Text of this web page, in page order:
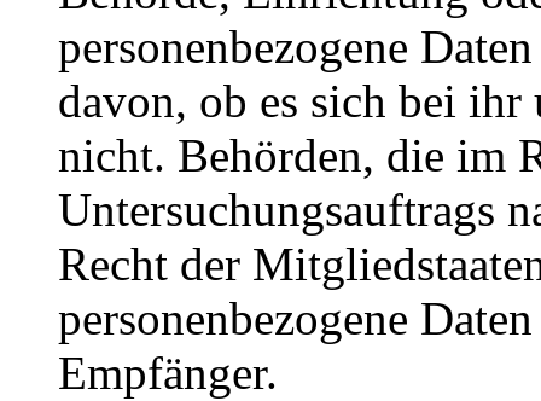
personenbezogene
davon, ob es sich bei
nicht. Behörden, die im
Untersuchungsauftrags
Recht der
personenbezogene
Empfänger.